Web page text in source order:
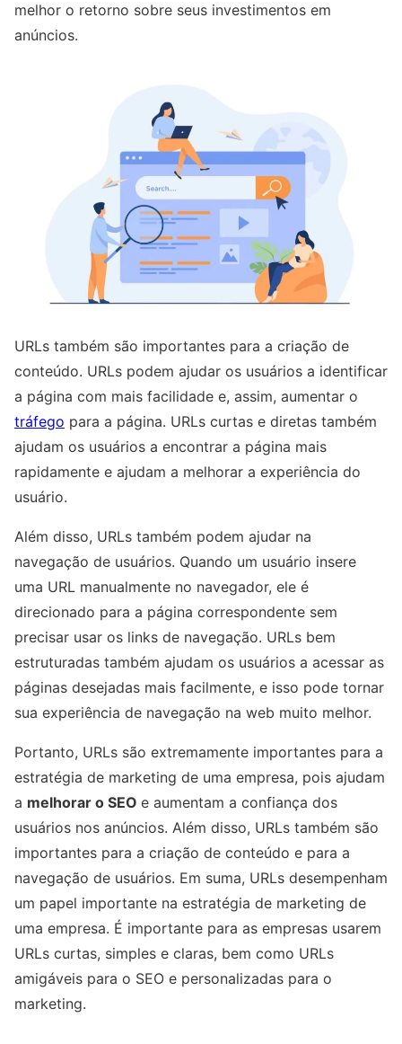
melhor o retorno sobre seus investimentos em
anúncios.
URLs também são importantes para a criação de
conteúdo. URLs podem ajudar os usuários a identificar
a página com mais facilidade e, assim, aumentar o
tráfego para a página. URLs curtas e diretas também
ajudam os usuários a encontrar a página mais
rapidamente e ajudam a melhorar a experiência do
usuário.
Além disso, URLs também podem ajudar na
navegação de usuários. Quando um usuário insere
uma URL manualmente no navegador, ele é
direcionado para a página correspondente sem
precisar usar os links de navegação. URLs bem
estruturadas também ajudam os usuários a acessar as
páginas desejadas mais facilmente, e isso pode tornar
sua experiência de navegação na web muito melhor.
Portanto, URLs são extremamente importantes para a
estratégia de marketing de uma empresa, pois ajudam
a melhorar o SEO e aumentam a confiança dos
usuários nos anúncios. Além disso, URLs também são
importantes para a criação de conteúdo e para a
navegação de usuários. Em suma, URLs desempenham
um papel importante na estratégia de marketing de
uma empresa. É importante para as empresas usarem
URLs curtas, simples e claras, bem como URLs
amigáveis para o SEO e personalizadas para o
marketing.